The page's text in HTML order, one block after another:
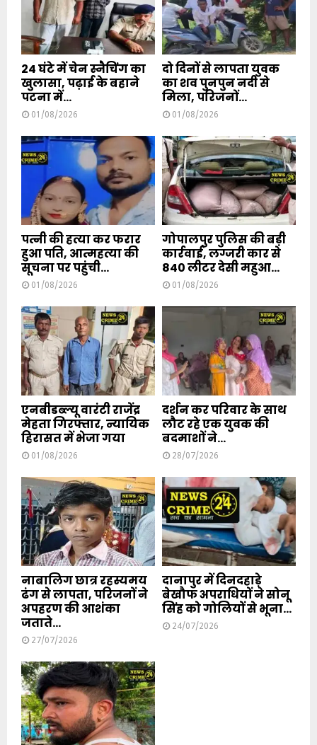
24 घंटे में चेन स्नैचिंग का
खुलासा, पढ़ाई के बहाने
पटना में...
01/08/2026
दो दिनों से लापता युवक
का शव पुनपुन नदी से
मिला, परिजनों...
01/08/2026
पत्नी की हत्या कर फरार
हुआ पति, आत्महत्या की
सूचना पर पहुंची...
01/08/2026
गोपालपुर पुलिस की बड़ी
कार्रवाई, लग्जरी कार से
840 लीटर देसी महुआ...
01/08/2026
एनबीडब्ल्यू वारंटी राजेंद्र
मेहता गिरफ्तार, न्यायिक
हिरासत में भेजा गया
01/08/2026
दर्शन कर परिवार के साथ
लौट रहे एक युवक की
बदमाशों ने...
28/07/2026
नाबालिग छात्र रहस्यमय
ढंग से लापता, परिजनों ने
अपहरण की आशंका
जताते...
27/07/2026
दानापुर में दिनदहाड़े
बेखौफ अपराधियों ने सोनू
सिंह को गोलियों से भूना...
24/07/2026